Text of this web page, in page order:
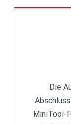
Die
MiniTool-